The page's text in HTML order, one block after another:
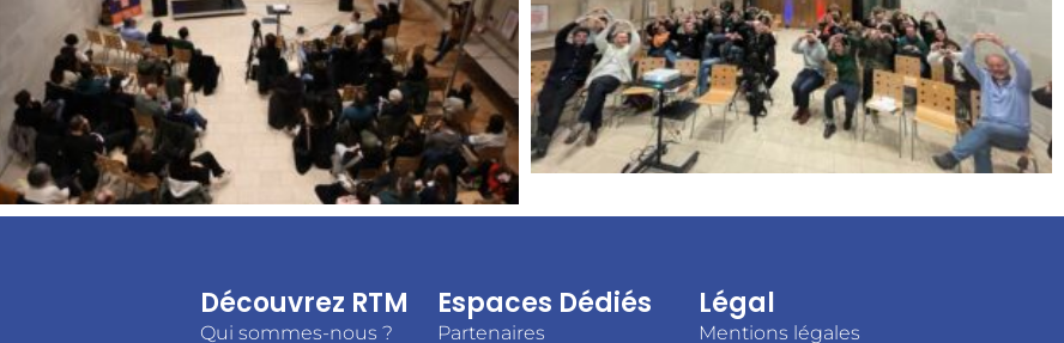
Découvrez RTM
Qui sommes-nous ?
Espaces Dédiés
Partenaires
Légal
Mentions légales